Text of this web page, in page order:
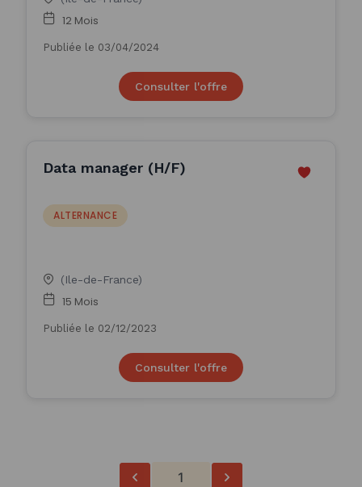
12 Mois
Publiée le 03/04/2024
Consulter l'offre
Data manager (H/F)
ALTERNANCE
(Ile-de-France)
15 Mois
Publiée le 02/12/2023
Consulter l'offre
1